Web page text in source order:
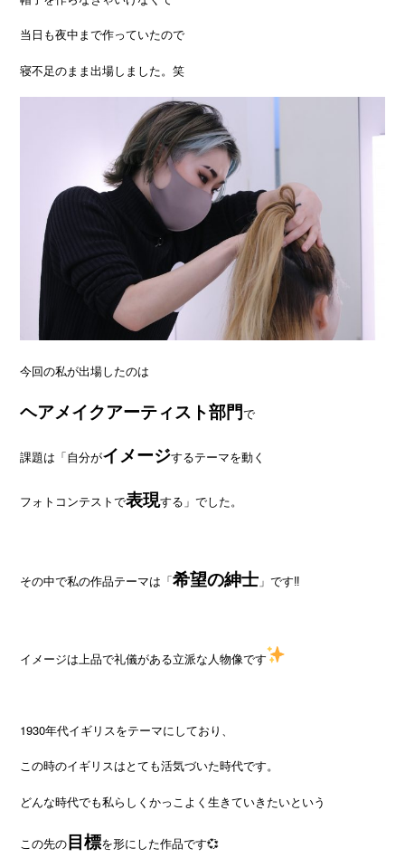
当日も夜中まで作っていたので
寝不足のまま出場しました。笑
今回の私が出場したのは
ヘアメイクアーティスト部門で
課題は「自分がイメージするテーマを動く
フォトコンテストで表現する」でした。
その中で私の作品テーマは「希望の紳士 」です‼
イメージは上品で礼儀がある立派な人物像です
1930年代イギリスをテーマにしており、
この時のイギリスはとても活気づいた時代です。
どんな時代でも私らしくかっこよく生きていきたいという
この先の目標を形にした作品です💞